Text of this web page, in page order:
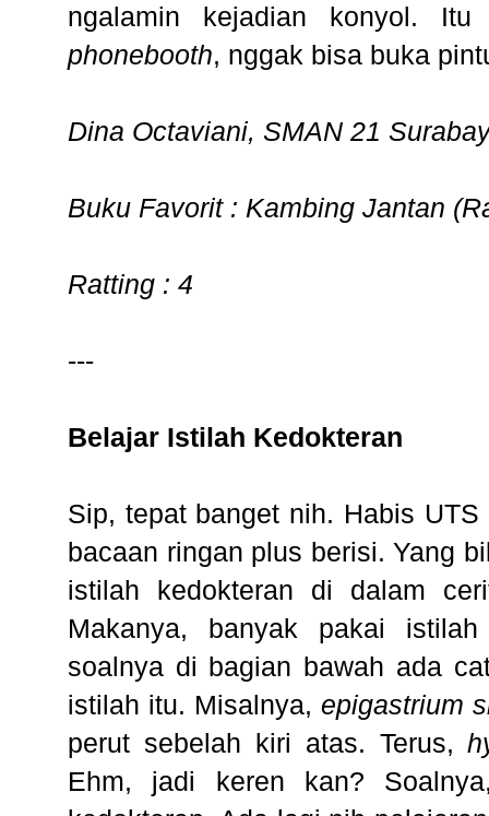
ngalamin kejadian konyol.
phonebooth, nggak bisa buka
Dina Octaviani, SMAN 21
Buku Favorit : Kambing Jantan
Ratting : 4
---
Belajar Istilah Kedokteran
Sip, tepat banget nih. Habis
bacaan ringan plus berisi. Yang
istilah kedokteran di dalam
Makanya, banyak pakai
soalnya di bagian bawah ada
istilah itu. Misalnya, epigastrium
perut sebelah kiri atas. Terus,
Ehm, jadi keren kan?